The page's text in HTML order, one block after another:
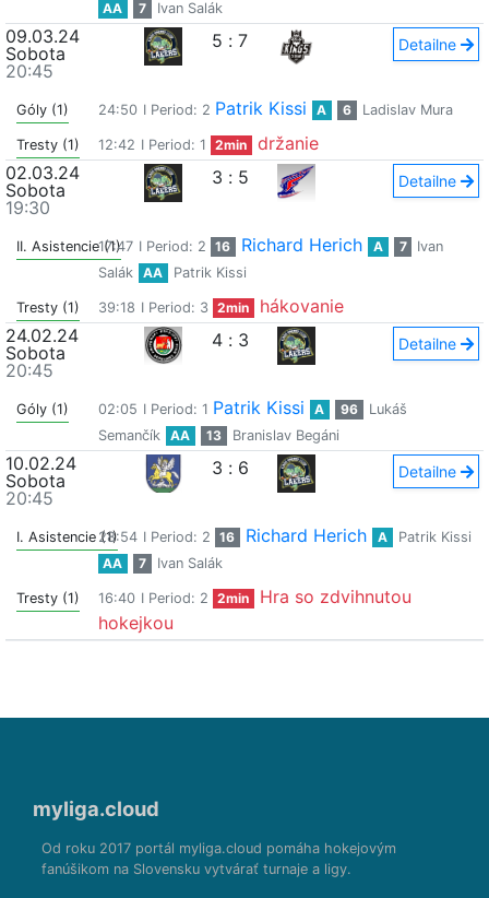
AA
7 Ivan Salák
09.03.24
Sobota
20:45
5 : 7 Detailne
Góly (1) 24:50 I Period: 2 Patrik Kissi A 6 Ladislav Mura
Tresty (1) 12:42 I Period: 1 2min
držanie
02.03.24
Sobota
19:30
3 : 5 Detailne
II. Asistencie (1)
17:47 I Period: 2 16 Richard Herich A 7
Ivan
Salák
AA Patrik Kissi
Tresty (1) 39:18 I Period: 3 2min
hákovanie
24.02.24
Sobota
20:45
4 : 3 Detailne
Góly (1) 02:05 I Period: 1 Patrik Kissi A 96
Lukáš
Semančík
AA 13 Branislav Begáni
10.02.24
Sobota
20:45
3 : 6 Detailne
I. Asistencie (1)28:54 I Period: 2 16 Richard Herich A
Patrik Kissi
AA
7 Ivan Salák
Tresty (1) 16:40 I Period: 2 2min
Hra so zdvihnutou
hokejkou
myliga.cloud
Od roku 2017 portál myliga.cloud pomáha hokejovým
fanúšikom na Slovensku vytvárať turnaje a ligy.